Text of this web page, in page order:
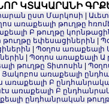
ԿՏԱԿԱՐԱՆԻ
ըստ Մարկոսի
առաքեալի թուղթը
Բ թուղթը
եփեսացիներին
Պօղոս առաքեալի
Պօղոս առաքեալի Ա
թուղթը Տիտոսին
Յակոբոս առաքեալի
առաքեալի Բ
առաքեալի Բ
ընդհանրական